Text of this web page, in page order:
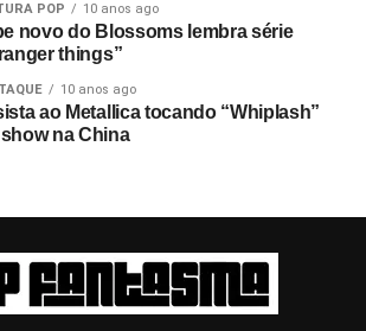
POP 10 anos ago
novo do Blossoms lembra série
things”
10 anos ago
ao Metallica tocando “Whiplash”
na China